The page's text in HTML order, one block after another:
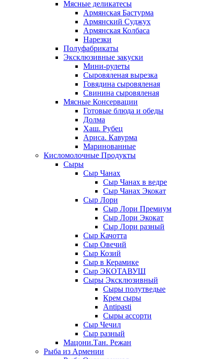
Мясные деликатесы
Армянская Бастурма
Армянский Суджух
Армянская Колбаса
Нарезки
Полуфабрикаты
Эксклюзивные закуски
Мини-рулеты
Сыровяленая вырезка
Говядина сыровяленая
Свинина сыровяленая
Мясные Консервации
Готовые блюда и обеды
Долма
Хаш. Рубец
Ариса. Кавурма
Маринованные
Кисломолочные Продукты
Сыры
Сыр Чанах
Сыр Чанах в ведре
Сыр Чанах Экокат
Сыр Лори
Сыр Лори Премиум
Сыр Лори Экокат
Сыр Лори разный
Сыр Качотта
Сыр Овечий
Сыр Козий
Сыр в Керамике
Сыр ЭКОТАВУШ
Сыры Эксклюзивный
Сыры полутведые
Крем сыры
Antipasti
Сыры ассорти
Сыр Чечил
Сыр разный
Мацони.Тан. Режан
Рыба из Армении